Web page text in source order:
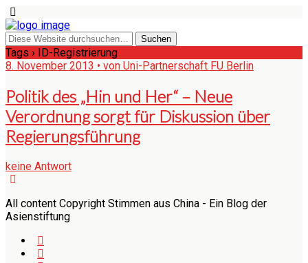
Tags › ID-Registrierung
8. November 2013 • von Uni-Partnerschaft FU Berlin
Politik des „Hin und Her“ – Neue
Verordnung sorgt für Diskussion über
Regierungsführung
keine Antwort
All content Copyright Stimmen aus China - Ein Blog der
Asienstiftung